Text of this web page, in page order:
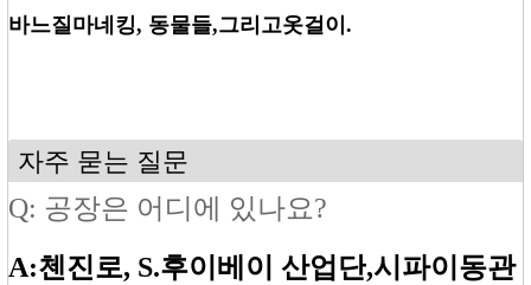
바느질마네킹, 동물들,그리고옷걸이.
자주 묻는 질문
Q: 공장은 어디에 있나요?
A:첸진로, S.후이베이 산업단,시파이 동관